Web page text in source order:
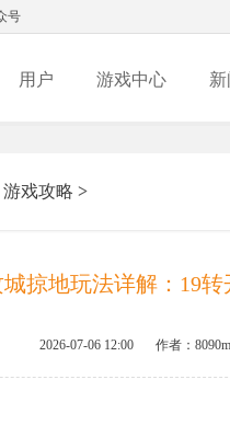
号
用户 游戏中心 新
游戏攻略 >
掠地玩法详解：19
2026-07-06 12:00 作者：